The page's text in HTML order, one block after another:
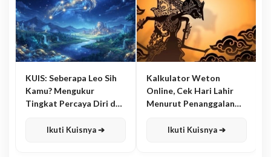
KUIS: Seberapa Leo Sih
Kamu? Mengukur
Tingkat Percaya Diri dan
Ikuti Kuisnya ➔
Kalkulator Weton
Online, Cek Hari Lahir
Menurut Penanggalan
Ikuti Kuisnya ➔